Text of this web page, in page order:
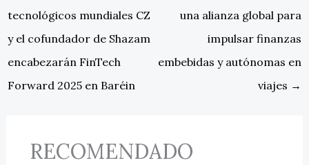
tecnológicos mundiales CZ
y el cofundador de Shazam
encabezarán FinTech
Forward 2025 en Baréin
una alianza global para
impulsar finanzas
embebidas y autónomas en
viajes →
RECOMENDADO